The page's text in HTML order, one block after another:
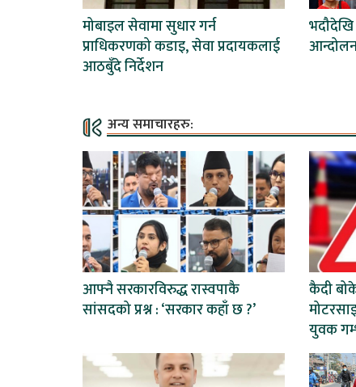
मोबाइल सेवामा सुधार गर्न
प्राधिकरणको कडाइ, सेवा प्रदायकलाई
आठबुँदे निर्देशन
अन्य समाचारहरु:
आफ्नै सरकारविरुद्ध रास्वपाकै
सांसदको प्रश्न : ‘सरकार कहाँ छ ?’
कैदी
युवक